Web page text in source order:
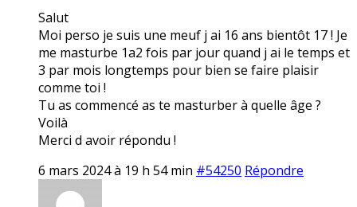
Salut
Moi perso je suis une meuf j ai 16 ans bientôt 17 ! Je
me masturbe 1a2 fois par jour quand j ai le temps et
3 par mois longtemps pour bien se faire plaisir
comme toi !
Tu as commencé as te masturber à quelle âge ?
Voilà
Merci d avoir répondu !
6 mars 2024 à 19 h 54 min #54250 Répondre